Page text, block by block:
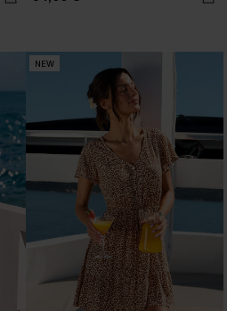
NEW